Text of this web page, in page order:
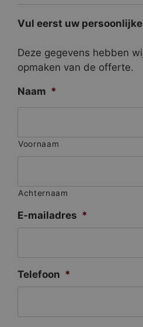
Vul eerst uw
Deze gegevens hebben
opmaken van de offerte.
Naam *
Voornaam
Achternaam
E-mailadres *
Telefoon *